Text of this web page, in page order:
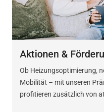
Aktionen &
Ob Heizungsoptimierung,
Mobilität – mit unseren
profitieren zusätzlich von